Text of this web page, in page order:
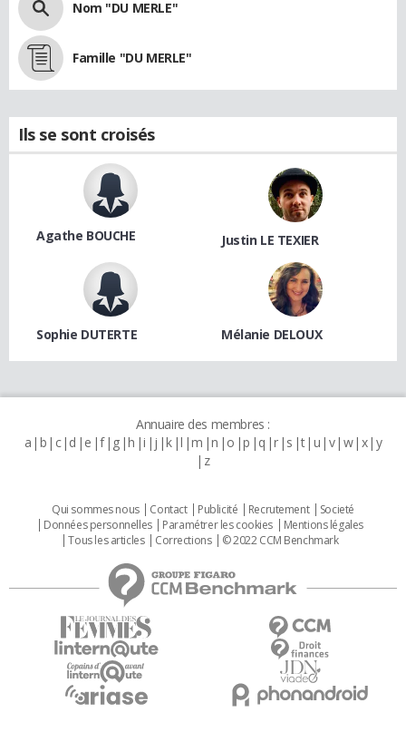
Nom "DU MERLE"
Famille "DU MERLE"
Ils se sont croisés
Agathe BOUCHE Justin LE TEXIER
Sophie DUTERTE Mélanie DELOUX
Annuaire des membres :
a b c d e f g h i j k l m n o p q r s t u v w x y
z
Qui sommes nous Contact Publicité Recrutement
Societé
Données personnelles
Paramétrer les cookies
Mentions légales
Tous les articles
Corrections © 2022 CCM Benchmark